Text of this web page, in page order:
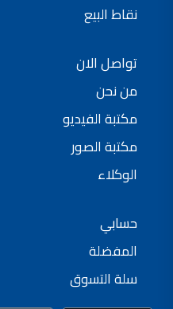
نقاط البيع
تواصل الان
من نحن
مكتبة الفيديو
مكتبة الصور
الوكلاء
حسابي
المفضلة
سلة التسوق